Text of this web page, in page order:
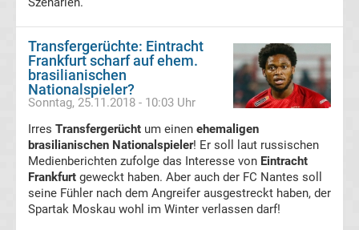
Medaillen-
Gewinner
Herbstmeister
Bundesliga
Transfergerüchte: Eintracht
Frankfurt scharf auf ehem.
brasilianischen
Nationalspieler?
Sonntag, 25.11.2018 - 10:03 Uhr
Irres Transfergerücht um einen ehemaligen
brasilianischen Nationalspieler! Er soll laut russischen
Medienberichten zufolge das Interesse von Eintracht
Frankfurt geweckt haben. Aber auch der FC Nantes soll
seine Fühler nach dem Angreifer ausgestreckt haben, der
Spartak Moskau wohl im Winter verlassen darf!